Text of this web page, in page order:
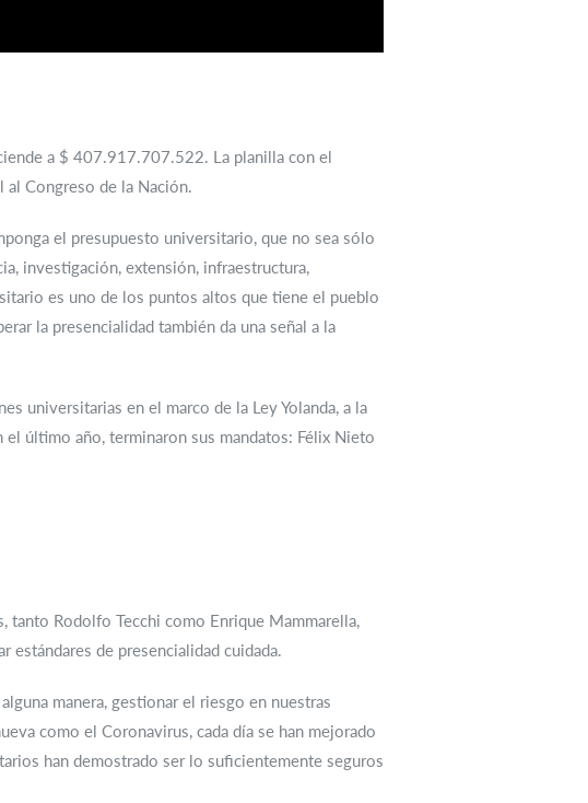
a $ 407.917.707.522. La planilla con el
al Congreso de la Nación.
el presupuesto universitario, que no sea sólo
investigación, extensión, infraestructura,
es uno de los puntos altos que tiene el pueblo
la presencialidad también da una señal a la
universitarias en el marco de la Ley Yolanda, a la
último año, terminaron sus mandatos: Félix Nieto
tanto Rodolfo Tecchi como Enrique Mammarella,
de presencialidad cuidada.
manera, gestionar el riesgo en nuestras
como el Coronavirus, cada día se han mejorado
han demostrado ser lo suficientemente seguros